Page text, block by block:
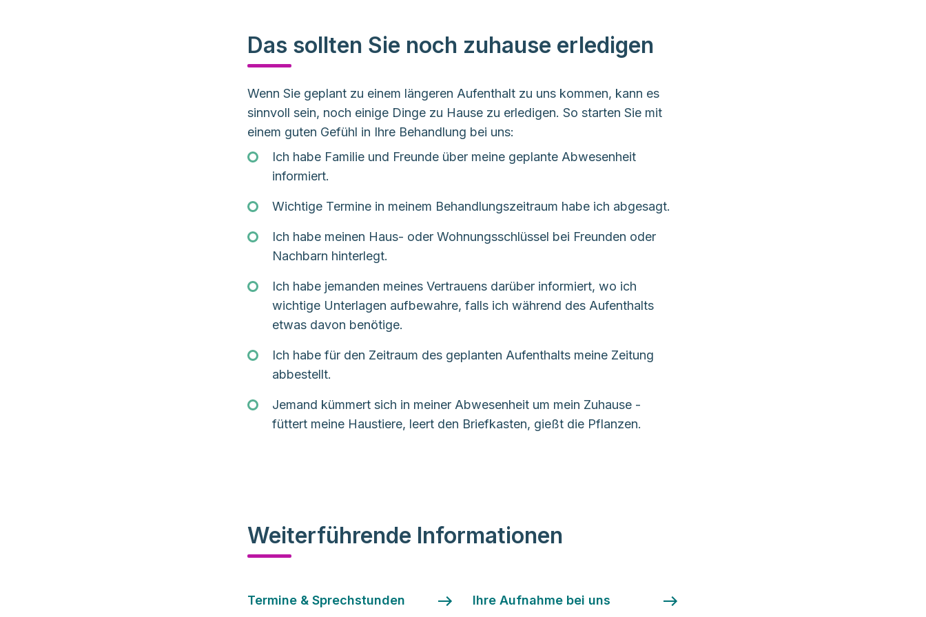
Nagelschere, Nagelfeile
Hobbyzubehör (Stricken, Nähen)
größere Mengen an Bargeld
Bitte beachten Sie, dass wir bei Verlust keine Haftung übernehmen können.
Das sollten Sie noch zuhause erledigen
Wenn Sie geplant zu einem längeren Aufenthalt zu uns kommen, kann es
sinnvoll sein, noch einige Dinge zu Hause zu erledigen. So starten Sie mit
einem guten Gefühl in Ihre Behandlung bei uns:
Ich habe Familie und Freunde über meine geplante Abwesenheit
informiert.
Wichtige Termine in meinem Behandlungszeitraum habe ich abgesagt.
Ich habe meinen Haus- oder Wohnungsschlüssel bei Freunden oder
Nachbarn hinterlegt.
Ich habe jemanden meines Vertrauens darüber informiert, wo ich
wichtige Unterlagen aufbewahre, falls ich während des Aufenthalts
etwas davon benötige.
Ich habe für den Zeitraum des geplanten Aufenthalts meine Zeitung
abbestellt.
Jemand kümmert sich in meiner Abwesenheit um mein Zuhause -
füttert meine Haustiere, leert den Briefkasten, gießt die Pflanzen.
Weiterführende Informationen
Termine & Sprechstunden Ihre Aufnahme bei uns